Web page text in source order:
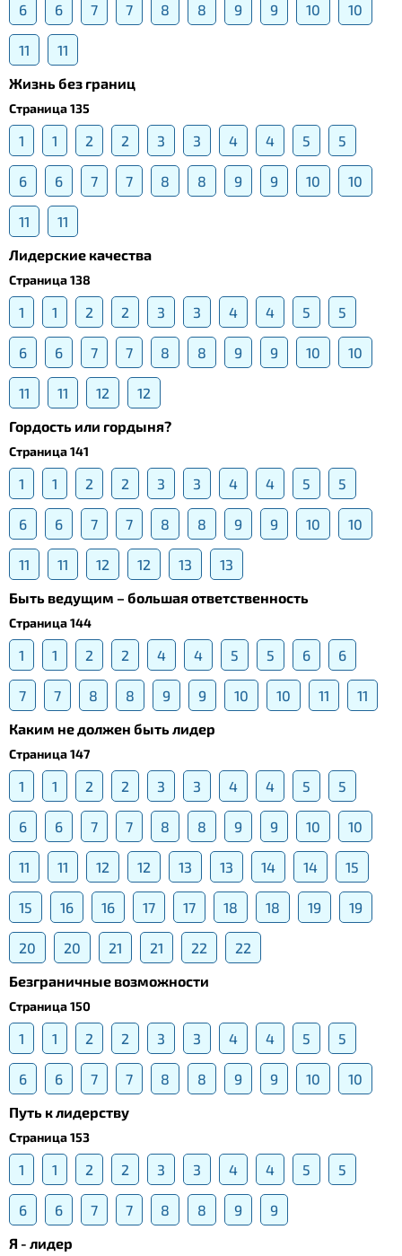
6 6 7 7 8 8 9 9 10 10
11
11
Жизнь без границ
Страница 135
1 1 2 2 3 3 4 4 5 5
6 6 7 7 8 8 9 9 10 10
11
11
Лидерские качества
Страница 138
1 1 2 2 3 3 4 4 5 5
6 6 7 7 8 8 9 9 10 10
11 11 12
12
Гордость или гордыня?
Страница 141
1 1 2 2 3 3 4 4 5 5
6 6 7 7 8 8 9 9 10 10
11 11 12 12 13
13
Быть ведущим – большая ответственность
Страница 144
1 1 2 2 4 4 5 5 6 6
7 7 8 8 9 9 10 10 11
11
Каким не должен быть лидер
Страница 147
1 1 2 2 3 3 4 4 5 5
6 6 7 7 8 8 9 9 10 10
11 11 12 12 13 13 14 14 15
15 16 16 17 17 18 18 19 19
20 20 21 21 22
22
Безграничные возможности
Страница 150
1 1 2 2 3 3 4 4 5 5
6 6 7 7 8 8 9 9 10
10
Путь к лидерству
Страница 153
1 1 2 2 3 3 4 4 5 5
6 6 7 7 8 8 9
9
Я - лидер